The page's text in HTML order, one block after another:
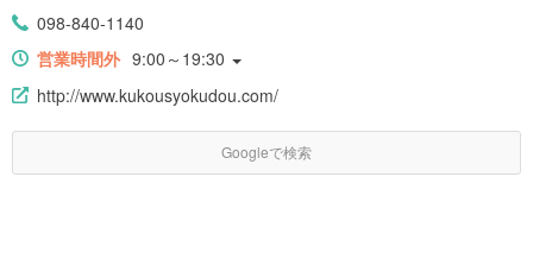
098-840-1140
営業時間外 9:00～19:30
http://www.kukousyokudou.com/
Googleで検索